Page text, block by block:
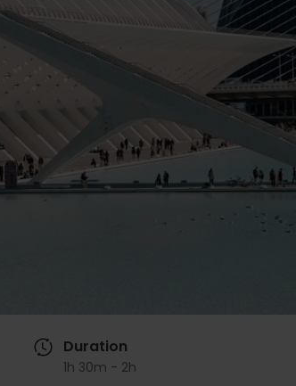
Duration
1h 30m - 2h